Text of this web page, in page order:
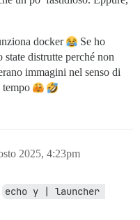
docker
Se ho
distrutte perché non
immagini nel senso di
tempo
2025, 4:23pm
echo y | launcher